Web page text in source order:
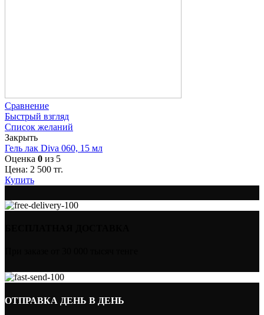
Сравнение
Быстрый взгляд
Список желаний
Закрыть
Гель лак Diva 060, 15 мл
Оценка 0 из 5
Цена: 2 500 тг.
Купить
ОТПРАВКА ДЕНЬ В ДЕНЬ